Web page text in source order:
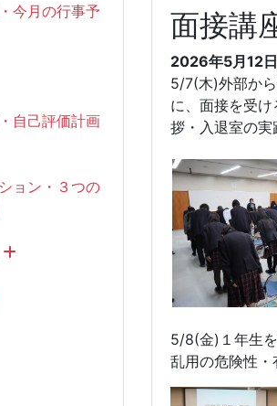
今月の行事予
自己評価計画
ョン・３つの
面接講
2026年5月12日
5/7(木)外部か
に、面接を受
拶・入退室の実
5/8(金)１年生
乱用の危険性・